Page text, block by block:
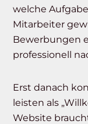
welche
Mitarbeiter
Bewerbungen
professionell
Erst danach
leisten als
Website